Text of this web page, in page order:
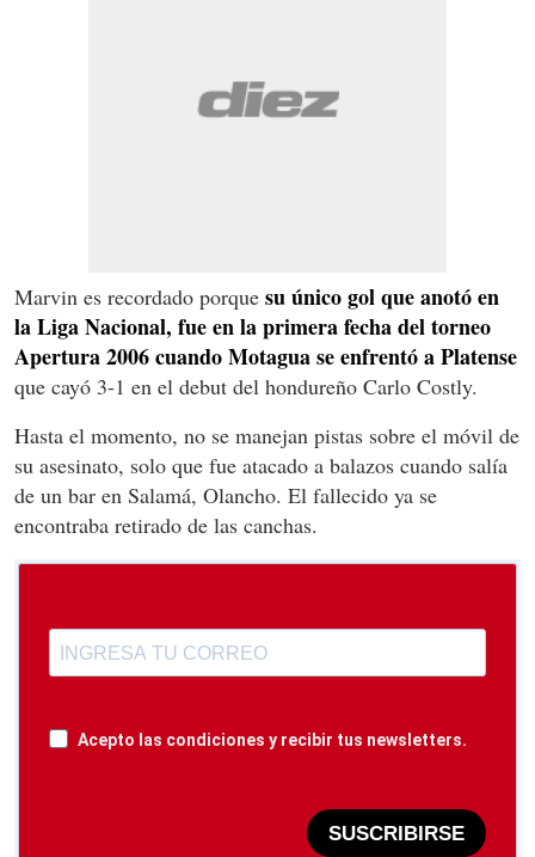
Marvin es recordado porque su único gol que anotó en
la Liga Nacional, fue en la primera fecha del torneo
Apertura 2006 cuando Motagua se enfrentó a Platense
que cayó 3-1 en el debut del hondureño Carlo Costly.
Hasta el momento, no se manejan pistas sobre el móvil de
su asesinato, solo que fue atacado a balazos cuando salía
de un bar en Salamá, Olancho. El fallecido ya se
encontraba retirado de las canchas.
Acepto las condiciones y recibir tus newsletters.
SUSCRIBIRSE